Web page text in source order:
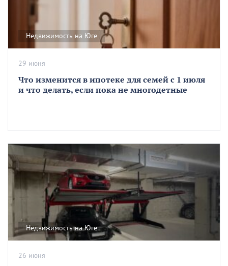
Недвижимость на Юге
Что изменится в ипотеке для семей с 1 июля
и что делать, если пока не многодетные
29 июня
Недвижимость на Юге
26 июня